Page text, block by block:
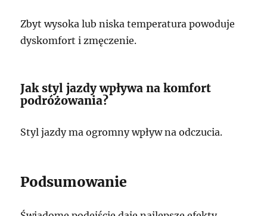
Zbyt wysoka lub niska temperatura powoduje
dyskomfort i zmęczenie.
Jak styl jazdy wpływa na komfort
podróżowania?
Styl jazdy ma ogromny wpływ na odczucia.
Podsumowanie